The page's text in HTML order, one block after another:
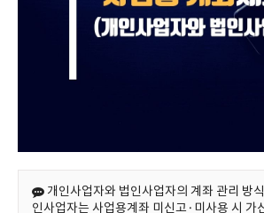
개인사업자와 법인사업자의 계좌 관리 방
인사업자는 사업용계좌 미신고·미사용 시 가